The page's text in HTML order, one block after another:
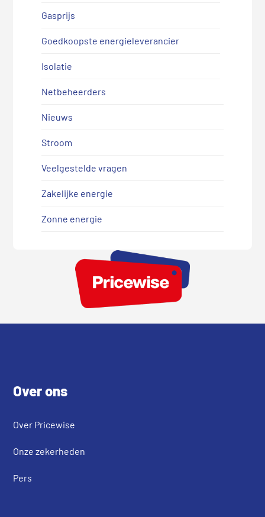
Gasprijs
Goedkoopste energieleverancier
Isolatie
Netbeheerders
Nieuws
Stroom
Veelgestelde vragen
Zakelijke energie
Zonne energie
Over ons
Over Pricewise
Onze zekerheden
Pers